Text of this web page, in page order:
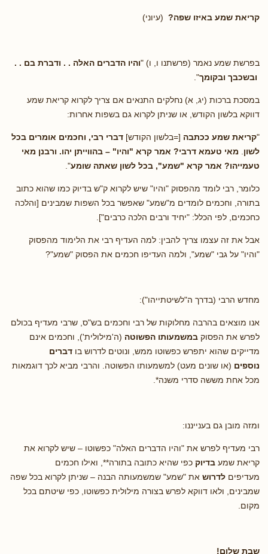
קריאת שמע באיזו שפה? (עיוני)
בפרשת שמע נאמר (פרשתנו ו, ו) "והיו הדברים האלה . . ודברת בם . .
ובשכבך ובקומך".
במסכת ברכות (יג, א) נחלקים התנאים אם צריך לקרוא קריאת שמע
דווקא בלשון הקודש, או שניתן לקרוא גם בשפות אחרות:
"קריאת שמע ככתבה [=בלשון הקודש] דברי רבי, וחכמים אומרים בכל
לשון
מאי טעמא דרבי? אמר קרא "והיו" – בהווייתן יהו. ורבנן מאי
טעמייהו? אמר קרא "שמע", בכל לשון שאתה שומע".
כלומר, רבי לומד מהפסוק "והיו" שיש לקרוא ק"ש בדיוק כמו שהוא כתוב
בתורה, וחכמים לומדים מ"שמע" שאפשר בכל השפות שמבינים [והלכה
כחכמים, לפי הכלל: "יחיד ורבים הלכה כרבים"].
אבל את זה עצמו צריך להבין: למה העדיף רבי את הלימוד מהפסוק
"והיו" על גבי "שמע", ולמה העדיפו חכמים את הפסוק "שמע"?
מחדש הרבי (בדרך ה"לשיטתייהו"):
אנו מוצאים בהרבה מחלוקות של רבי וחכמים בש"ס, שרבי מעדיף בכולם
לפרש את הפסוק במשמעותו הפשוטה (ה'מילולית'), וחכמים אינם
מדייקים שהוא יתפרש כפשוטו ממש, ונוטים לדרוש בו דברים
נוספים (או שונים מעט) למשמעותו הפשוטה. והרבי מביא לכך דוגמאות
מכל אחת מששה סדרי משנה*.
ומזה מובן גם בענייננו:
רבי מעדיף לפרש את "והיו הדברים האלה" כפשוטו – שיש לקרוא את
קריאת שמע בדיוק כפי שהיא כתובה בתורה**, ואילו חכמים
מעדיפים לדרוש את "שמע" שמשמעותה הבנה – שניתן לקרוא בכל שפה
שמבינים, ולאו דווקא לפרש בצורה מילולית כפשוטו, כפי שיטתם בכל
מקום.
שבת שלום!